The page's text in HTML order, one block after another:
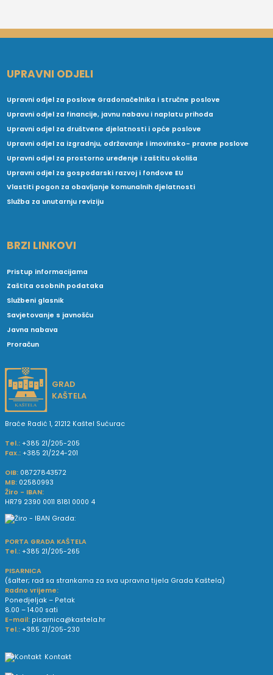
UPRAVNI ODJELI
Upravni odjel za poslove Gradonačelnika i stručne poslove
Upravni odjel za financije, javnu nabavu i naplatu prihoda
Upravni odjel za društvene djelatnosti i opće poslove
Upravni odjel za izgradnju, održavanje i imovinsko- pravne poslove
Upravni odjel za prostorno uređenje i zaštitu okoliša
Upravni odjel za gospodarski razvoj i fondove EU
Vlastiti pogon za obavljanje komunalnih djelatnosti
Služba za unutarnju reviziju
BRZI LINKOVI
Pristup informacijama
Zaštita osobnih podataka
Službeni glasnik
Savjetovanje s javnošću
Javna nabava
Proračun
GRAD
KAŠTELA
Braće Radić 1, 21212 Kaštel Sućurac
Tel.: +385 21/205-205
Fax.: +385 21/224-201
OIB: 08727843572
MB: 02580993
Žiro - IBAN:
HR79 2390 0011 8181 0000 4
PORTA GRADA KAŠTELA
Tel.: +385 21/205-265
PISARNICA
(šalter; rad sa strankama za sva upravna tijela Grada Kaštela)
Radno vrijeme:
Ponedjeljak – Petak
8.00 – 14.00 sati
E-mail: pisarnica@kastela.hr
Tel.: +385 21/205-230
Kontakt